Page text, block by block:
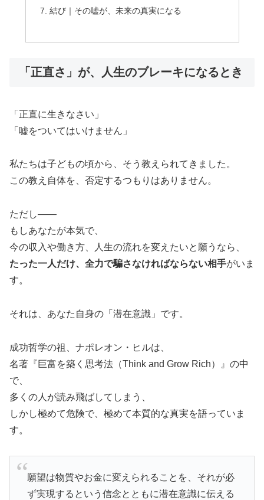
結び｜その嘘が、未来の真実になる
「正直さ」が、人生のブレーキになるとき
「正直に生きなさい」
「嘘をついてはいけません」
私たちは子どもの頃から、そう教えられてきました。
この教え自体を、否定するつもりはありません。
ただし――
もしあなたが本気で、
今の収入や働き方、人生の流れを変えたいと願うなら、
たった一人だけ、全力で騙さなければならない相手がいま
す。
それは、あなた自身の「潜在意識」です。
成功哲学の祖、ナポレオン・ヒルは、
名著『巨富を築く思考法（Think and Grow Rich）』の中
で、
多くの人が読み飛ばしてしまう、
しかし極めて危険で、極めて本質的な真実を語っていま
す。
願望は物質やお金に変えられることを、それが必
ず実現するという信念とともに潜在意識に伝える